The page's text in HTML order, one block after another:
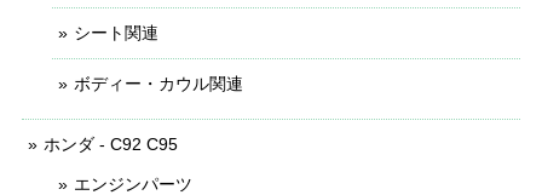
シート関連
ボディー・カウル関連
ホンダ - C92 C95
エンジンパーツ